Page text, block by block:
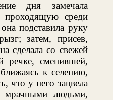
дня замечала
проходящую среди
подставила руку
затем, присев,
сделала со свежей
речке, сменившей,
к селению,
что у него зацвела
мрачными людьми,